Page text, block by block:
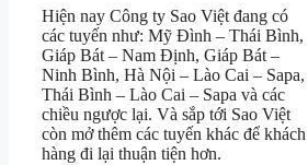
Hiện nay Công ty Sao Việt đang có
các tuyến như: Mỹ Đình – Thái Bình,
Giáp Bát – Nam Định, Giáp Bát –
Ninh Bình, Hà Nội – Lào Cai – Sapa,
Thái Bình – Lào Cai – Sapa và các
chiều ngược lại. Và sắp tới Sao Việt
còn mở thêm các tuyến khác để khách
hàng đi lại thuận tiện hơn.